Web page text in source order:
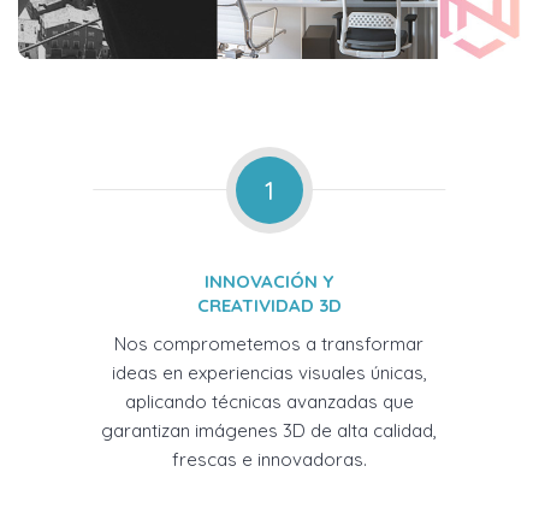
1
INNOVACIÓN Y
CREATIVIDAD 3D
Nos comprometemos a transformar
ideas en experiencias visuales únicas,
aplicando técnicas avanzadas que
garantizan imágenes 3D de alta calidad,
frescas e innovadoras.